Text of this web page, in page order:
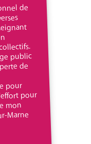
de
public
de
pour
pour
mon
Marne